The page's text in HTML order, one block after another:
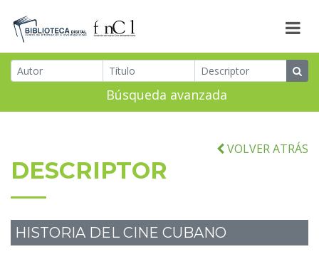
Búsqueda avanzada
VOLVER ATRÁS
DESCRIPTOR
HISTORIA DEL CINE CUBANO